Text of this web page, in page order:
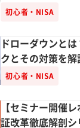
初心者・NISA
ドローダウンと
クとその対策を解
初心者・NISA
【セミナー開催
証改革徹底解剖